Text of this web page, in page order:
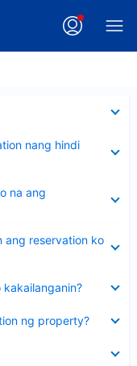
nang hindi
na ang
ang reservation ko
ng property?